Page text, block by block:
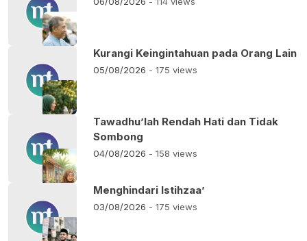
Kurangi Keingintahuan pada Orang Lain
05/08/2026 - 175 views
Tawadhu’lah Rendah Hati dan Tidak
Sombong
04/08/2026 - 158 views
Menghindari Istihzaa’
03/08/2026 - 175 views